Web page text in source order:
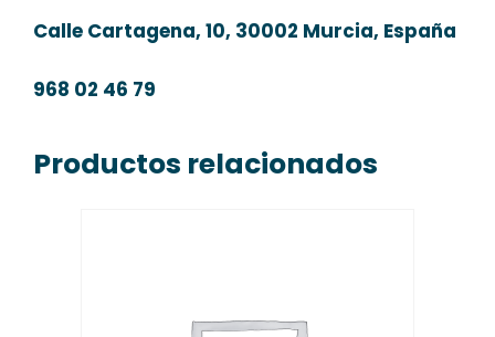
Calle Cartagena, 10, 30002 Murcia, España
968 02 46 79
Productos relacionados